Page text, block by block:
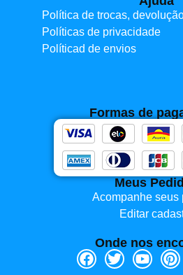
Política de trocas,
Políticas de privacidade
Políticad de envios
Formas de
Meus
Acompanhe seus
Editar
Onde nos